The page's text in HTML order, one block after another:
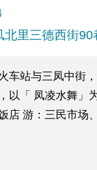
里三德西街90
车站与三凤中街
以「 凤凌水舞」
店 游：三民市场